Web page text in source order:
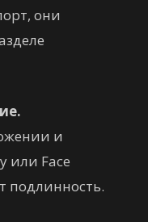
они
и
или Face
подлинность.